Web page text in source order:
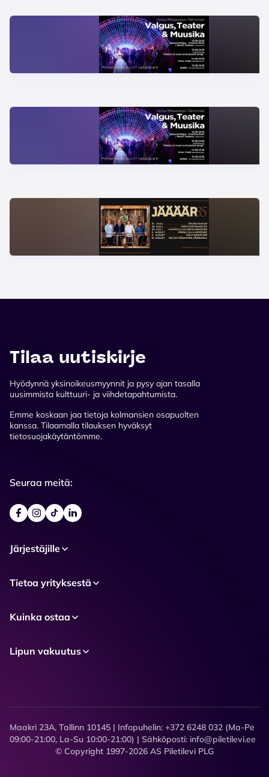
Tilaa uutiskirje
Hyödynnä yksinoikeusmyynnit ja pysy ajan tasalla
uusimmista kulttuuri- ja viihdetapahtumista.
Emme koskaan jaa tietoja kolmansien osapuolten
kanssa. Tilaamalla tilauksen hyväksyt
tietosuojakäytäntömme.
Seuraa meitä:
Järjestäjille
Tietoa yrityksestä
Kuinka ostaa
Lipun vakuutus
Maakri 23A, Tallinn 10145 | Infopuhelin: +372 6248 032 (Ma-Pe
09:00-21:00, La-Su 10:00-21:00) | Sähköposti: info@piletilevi.ee
© Copyright 1997-2026 AS Piletilevi PLG